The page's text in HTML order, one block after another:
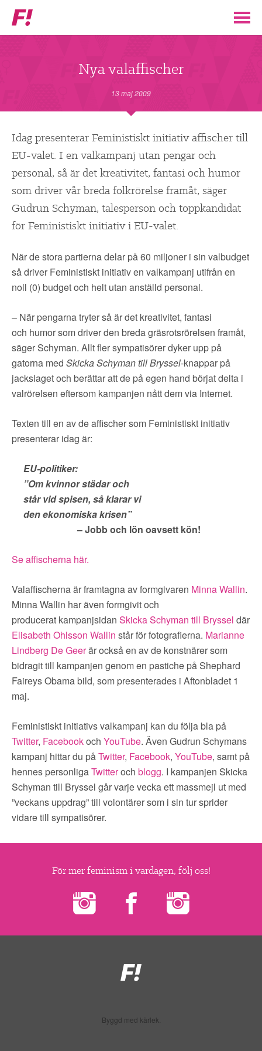
Feministiskt
initiativ
ENGAGERA DIG I F! ▼
ENAD RÖST
PARTILEDARE
OM FI ▼
NYHETER
SÖK
Nya valaffischer
13 maj 2009
Idag presenterar Feministiskt initiativ affischer till
EU-valet. I en valkampanj utan pengar och
personal, så är det kreativitet, fantasi och humor
som driver vår breda folkrörelse framåt, säger
Gudrun Schyman, talesperson och toppkandidat
för Feministiskt initiativ i EU-valet.
När de stora partierna delar på 60 miljoner i sin valbudget
så driver Feministiskt initiativ en valkampanj utifrån en
noll (0) budget och helt utan anställd personal.
– När pengarna tryter så är det kreativitet, fantasi
och humor som driver den breda gräsrotsrörelsen framåt,
säger Schyman. Allt fler sympatisörer dyker upp på
gatorna med Skicka Schyman till Bryssel-knappar på
jackslaget och berättar att de på egen hand börjat delta i
valrörelsen eftersom kampanjen nått dem via Internet.
Texten till en av de affischer som Feministiskt initiativ
presenterar idag är:
EU-politiker:
”Om kvinnor städar och
står vid spisen, så klarar vi
den ekonomiska krisen”
– Jobb och lön oavsett kön!
Se affischerna här.
Valaffischerna är framtagna av formgivaren Minna Wallin.
Minna Wallin har även formgivit och
producerat kampanjsidan Skicka Schyman till Bryssel där
Elisabeth Ohlsson Wallin står för fotografierna. Marianne
Lindberg De Geerär också en av de konstnärer som
bidragit till kampanjen genom en pastiche på Shephard
Faireys Obama bild, som presenterades i Aftonbladet 1
maj.
Feministiskt initiativs valkampanj kan du följa bla på
Twitter, Facebookoch YouTube. Även Gudrun Schymans
kampanj hittar du påTwitter, Facebook, YouTube, samt på
hennes personligaTwitteroch blogg. I kampanjen Skicka
Schyman till Bryssel går varje vecka ett massmejl ut med
”veckans uppdrag” till volontärer som i sin tur sprider
vidare till sympatisörer.
För mer feminism i vardagen, följ oss!
Feministiskt
initiativ
Byggd med kärlek.